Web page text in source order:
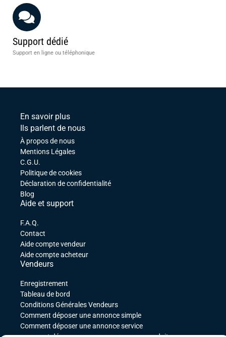
Support dédié
Support en ligne ou téléphonique
En savoir plus
Ils parlent de nous
À propos de nous
Mentions Légales
C.G.U.
Politique de cookies
Déclaration de confidentialité
Blog
Aide et support
F.A.Q.
Contact
Aide compte vendeur
Aide compte acheteur
Vendeurs
Enregistrement
Tableau de bord
Conditions Générales Vendeurs
Comment déposer une annonce simple
Comment déposer une annonce service